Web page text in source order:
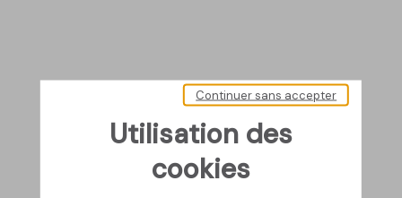
Utilisation des
cookies
Continuer sans accepter